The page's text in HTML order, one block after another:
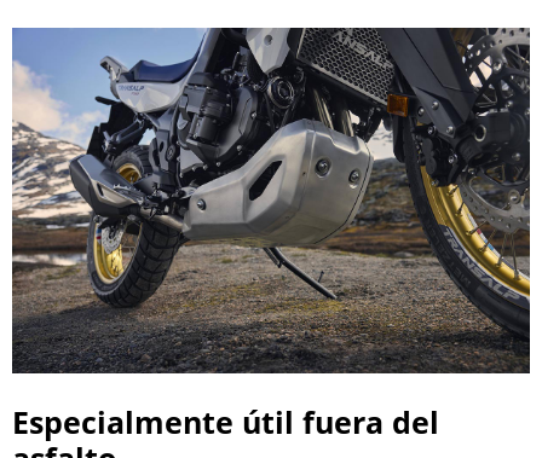
Especialmente útil fuera del